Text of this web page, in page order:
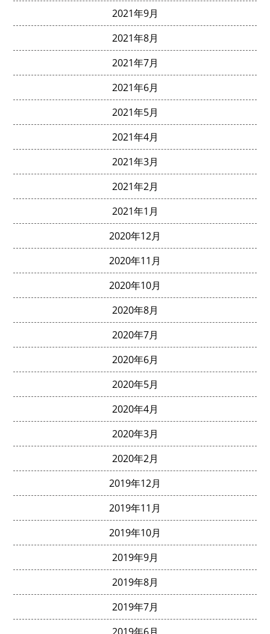
2021年9月
2021年8月
2021年7月
2021年6月
2021年5月
2021年4月
2021年3月
2021年2月
2021年1月
2020年12月
2020年11月
2020年10月
2020年8月
2020年7月
2020年6月
2020年5月
2020年4月
2020年3月
2020年2月
2019年12月
2019年11月
2019年10月
2019年9月
2019年8月
2019年7月